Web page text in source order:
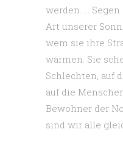
werden. …
Art unserer
wem sie ihre
wärmen. Sie
Schlechten, auf
auf die
Bewohner der
sind wir alle